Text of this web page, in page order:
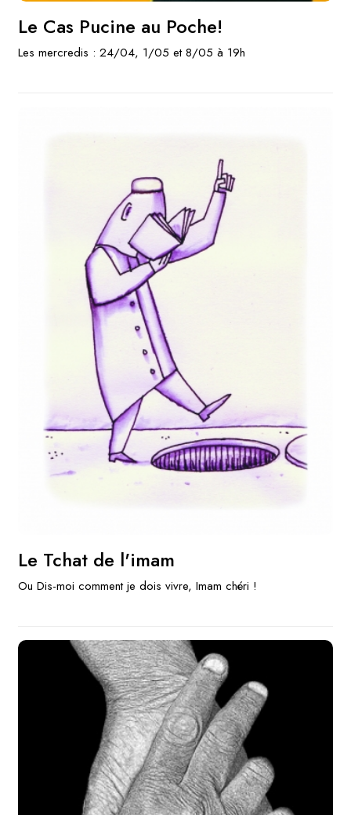
Le Cas Pucine au Poche!
Les mercredis : 24/04, 1/05 et 8/05 à 19h
Le Tchat de l'imam
Ou Dis-moi comment je dois vivre, Imam chéri !